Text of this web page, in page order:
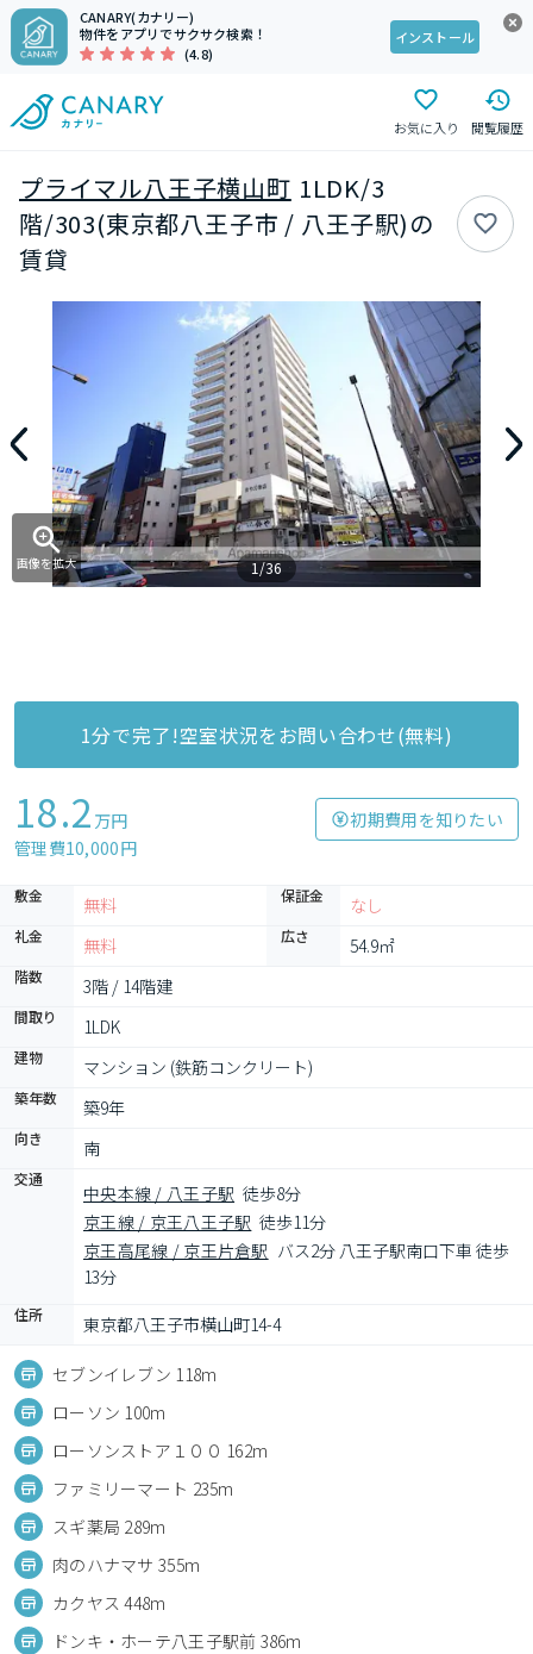
CANARY(カナリー)
物件をアプリでサクサク検索！
(4.8)
インストール
お気に入り 閲覧履歴
プライマル八王子横山町 1LDK/3
階/303(東京都八王子市 / 八王子駅)の
賃貸
画像を拡大 1/36
1分で完了!空室状況をお問い合わせ(無料)
18.2 万円
管理費10,000円
初期費用を知りたい
敷金 無料 保証金 なし
礼金 無料 広さ 54.9㎡
階数 3階 / 14階建
間取り 1LDK
建物 マンション (鉄筋コンクリート)
築年数 築9年
向き 南
交通
中央本線 / 八王子駅 徒歩8分
京王線 / 京王八王子駅 徒歩11分
京王高尾線 / 京王片倉駅 バス2分 八王子駅南口下車 徒歩
13分
住所 東京都八王子市横山町14-4
セブンイレブン 118m
ローソン 100m
ローソンストア１００ 162m
ファミリーマート 235m
スギ薬局 289m
肉のハナマサ 355m
カクヤス 448m
ドンキ・ホーテ八王子駅前 386m